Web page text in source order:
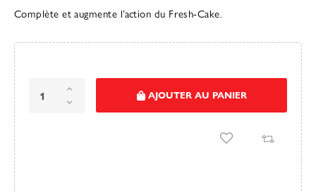
Complète et augmente l’action du Fresh-Cake.
AJOUTER AU PANIER